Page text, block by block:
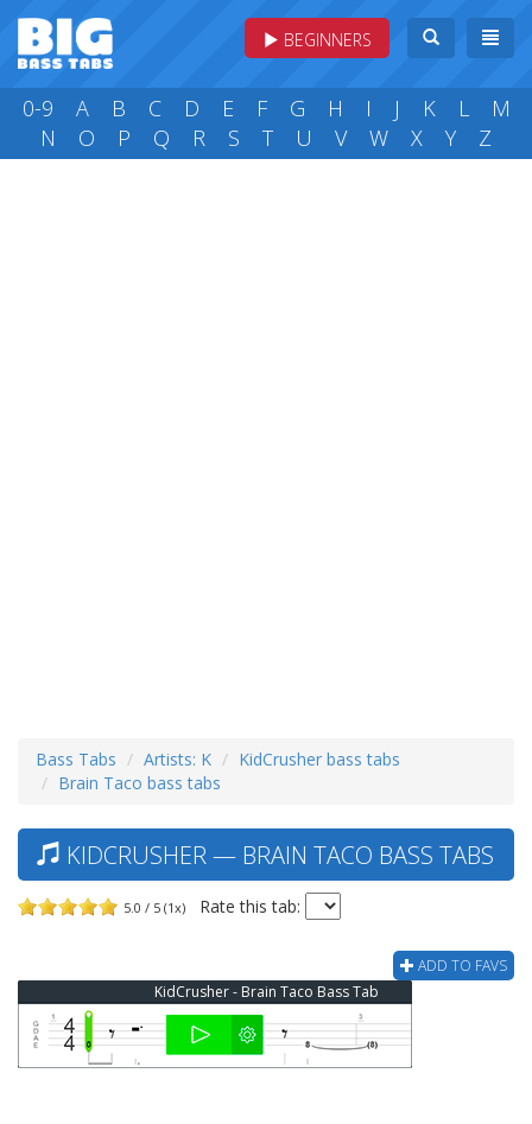
BEGINNERS
0-9 A B C D E F G H I J K L
M
N
O P Q R S T U V W X Y Z
Bass Tabs Artists: K
KidCrusher bass tabs
Brain Taco bass tabs
KIDCRUSHER — BRAIN TACO BASS TABS
5.0 / 5 (1x) Rate this tab:
ADD TO FAVS
KidCrusher - Brain Taco Bass Tab